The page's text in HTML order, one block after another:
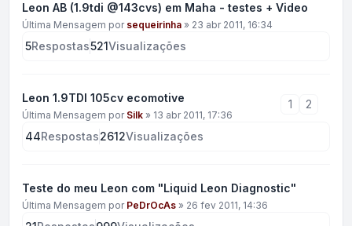
Leon AB (1.9tdi @143cvs) em Maha - testes + Video
Última Mensagem por sequeirinha » 23 abr 2011, 16:34
5Respostas521Visualizações
Leon 1.9TDI 105cv ecomotive
Última Mensagem por Silk » 13 abr 2011, 17:36
1 2
44Respostas2612Visualizações
Teste do meu Leon com "Liquid Leon Diagnostic"
Última Mensagem por PeDrOcAs » 26 fev 2011, 14:36